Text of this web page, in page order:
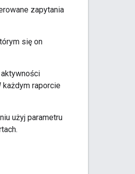
zapytania
się on
aktywności
każdym raporcie
użyj parametru